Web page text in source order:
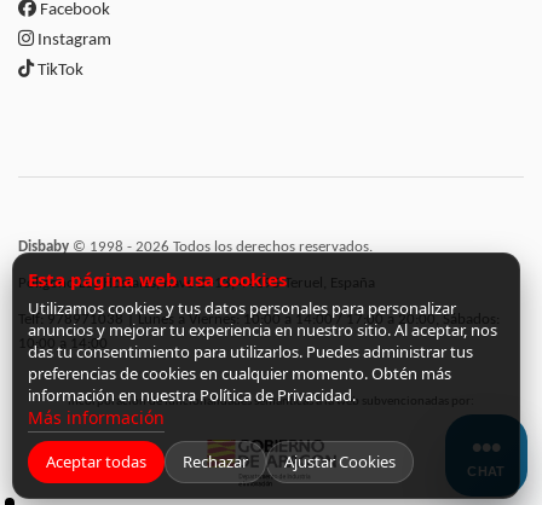
Facebook
Instagram
TikTok
Disbaby © 1998 - 2026 Todos los derechos reservados.
Polígono Los Hostales, nave 2 -13, 44195 Teruel, España
Telf: 978971038 | Lunes a Viernes: 10:00 a 14:00 / 17:00 a 20:00, Sábados:
10:00 a 14:00
Incorporación de funcionalidades semánticas a la web subvencionadas por:
Esta página web usa cookies
Utilizamos cookies y tus datos personales para personalizar
anuncios y mejorar tu experiencia en nuestro sitio. Al aceptar, nos
das tu consentimiento para utilizarlos. Puedes administrar tus
preferencias de cookies en cualquier momento. Obtén más
información en nuestra Política de Privacidad.
Más información
Aceptar todas Rechazar Ajustar Cookies